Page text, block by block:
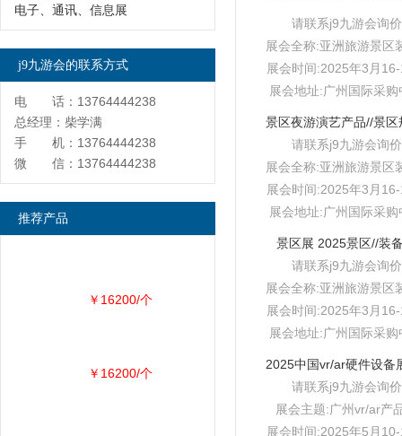
请联系j9九游会询价
展会全称:亚洲旅游景区
展会时间:2025年3月
展会地址:广州国际采购
请联系j9九游会询价
展会全称:亚洲旅游景区
展会时间:2025年3月
展会地址:广州国际采购
景区展 2025景区//装
请联系j9九游会询价
展会全称:亚洲旅游景区
展会时间:2025年3月
展会地址:广州国际采购
请联系j9九游会询价
展会主题:广州vr/ar产
展会时间:2025年5月
电子、通讯、信息展
j9九游会的联系方式
电 话：13764444238
总经理：柴学满
手 机：13764444238
微 信：13764444238
推荐产品
￥16200/个
￥16200/个